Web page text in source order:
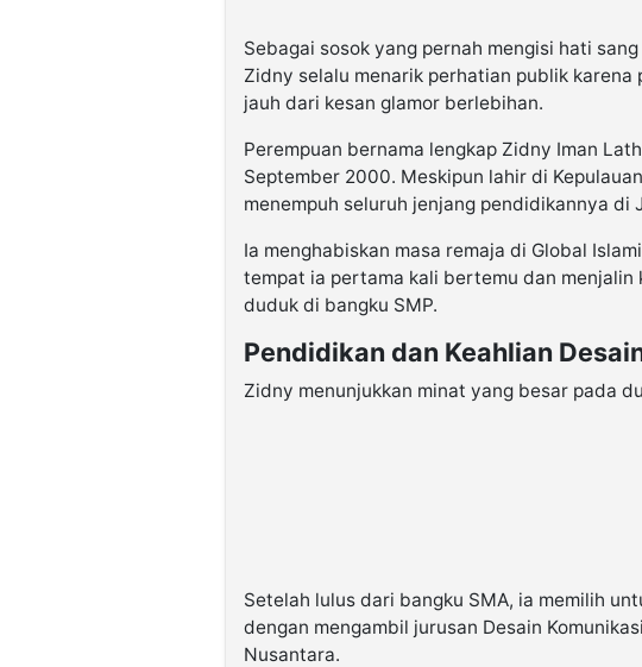
Sebagai sosok yang pernah mengisi hati
Zidny selalu menarik perhatian publik
jauh dari kesan glamor berlebihan.
Perempuan bernama lengkap Zidny Iman
September 2000. Meskipun lahir di
menempuh seluruh jenjang pendidikannya di
Ia menghabiskan masa remaja di Global
tempat ia pertama kali bertemu dan menjalin
duduk di bangku SMP.
Pendidikan dan Keahlian
Zidny menunjukkan minat yang besar pada
Setelah lulus dari bangku SMA, ia memilih
dengan mengambil jurusan Desain
Nusantara.